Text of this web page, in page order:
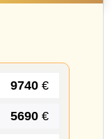
9740 €
5690 €